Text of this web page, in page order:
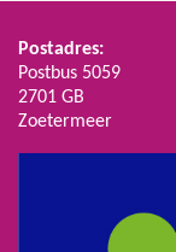
Postadres:
Postbus 5059
2701 GB
Zoetermeer